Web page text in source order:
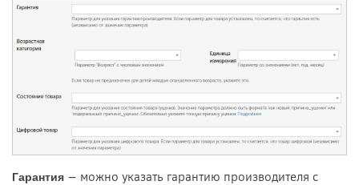
Гарантия — можно указать гарантию производителя с